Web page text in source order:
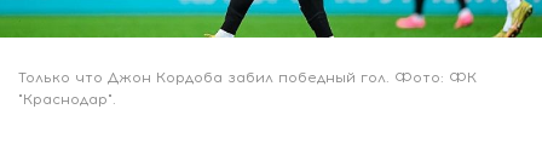
Только что Джон Кордоба забил победный гол. Фото: ФК
"Краснодар".